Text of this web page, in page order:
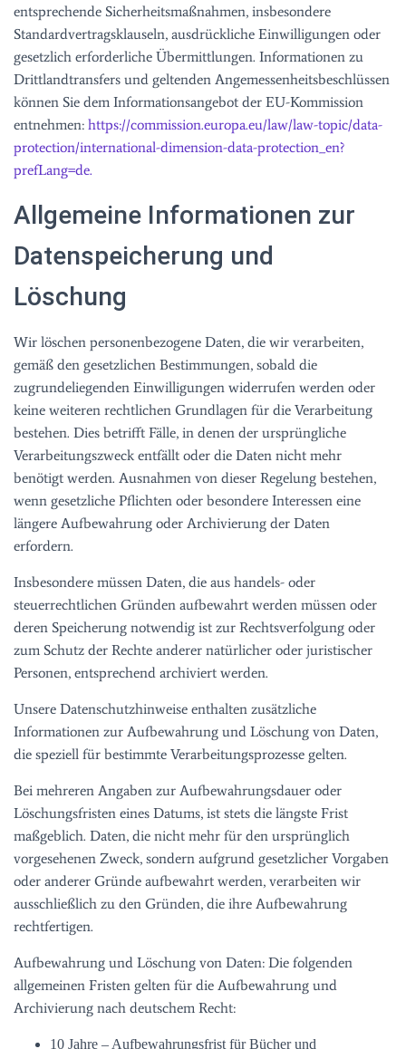
entsprechende Sicherheitsmaßnahmen, insbesondere
Standardvertragsklauseln, ausdrückliche Einwilligungen oder
gesetzlich erforderliche Übermittlungen. Informationen zu
Drittlandtransfers und geltenden Angemessenheitsbeschlüssen
können Sie dem Informationsangebot der EU-Kommission
entnehmen: https://commission.europa.eu/law/law-topic/data-
protection/international-dimension-data-protection_en?
prefLang=de.
Allgemeine Informationen zur
Datenspeicherung und
Löschung
Wir löschen personenbezogene Daten, die wir verarbeiten,
gemäß den gesetzlichen Bestimmungen, sobald die
zugrundeliegenden Einwilligungen widerrufen werden oder
keine weiteren rechtlichen Grundlagen für die Verarbeitung
bestehen. Dies betrifft Fälle, in denen der ursprüngliche
Verarbeitungszweck entfällt oder die Daten nicht mehr
benötigt werden. Ausnahmen von dieser Regelung bestehen,
wenn gesetzliche Pflichten oder besondere Interessen eine
längere Aufbewahrung oder Archivierung der Daten
erfordern.
Insbesondere müssen Daten, die aus handels- oder
steuerrechtlichen Gründen aufbewahrt werden müssen oder
deren Speicherung notwendig ist zur Rechtsverfolgung oder
zum Schutz der Rechte anderer natürlicher oder juristischer
Personen, entsprechend archiviert werden.
Unsere Datenschutzhinweise enthalten zusätzliche
Informationen zur Aufbewahrung und Löschung von Daten,
die speziell für bestimmte Verarbeitungsprozesse gelten.
Bei mehreren Angaben zur Aufbewahrungsdauer oder
Löschungsfristen eines Datums, ist stets die längste Frist
maßgeblich. Daten, die nicht mehr für den ursprünglich
vorgesehenen Zweck, sondern aufgrund gesetzlicher Vorgaben
oder anderer Gründe aufbewahrt werden, verarbeiten wir
ausschließlich zu den Gründen, die ihre Aufbewahrung
rechtfertigen.
Aufbewahrung und Löschung von Daten: Die folgenden
allgemeinen Fristen gelten für die Aufbewahrung und
Archivierung nach deutschem Recht:
10 Jahre – Aufbewahrungsfrist für Bücher und